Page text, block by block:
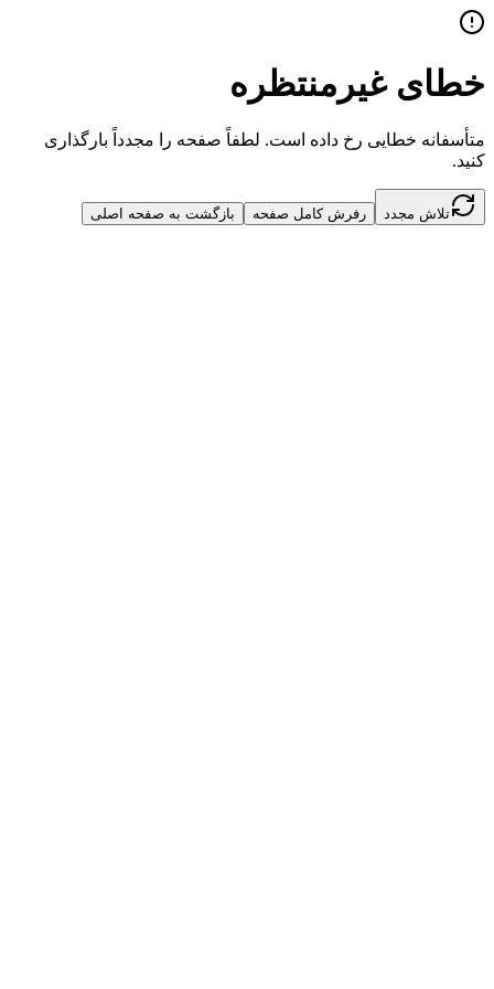
خطای غیرمنتظره
متأسفانه خطایی رخ داده است. لطفاً صفحه را مجدداً بارگذاری
کنید.
تلاش مجدد رفرش کامل صفحه بازگشت به صفحه اصلی